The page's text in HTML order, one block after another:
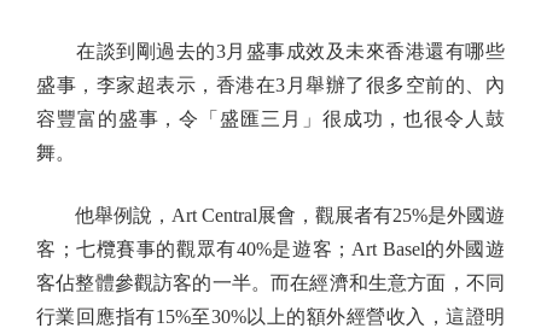
在談到剛過去的3月盛事成效及未來香港還有哪些
盛事，李家超表示，香港在3月舉辦了很多空前的、內
容豐富的盛事，令「盛匯三月」很成功，也很令人鼓
舞。
他舉例說，Art Central展會，觀展者有25%是外國遊
客；七欖賽事的觀眾有40%是遊客；Art Basel的外國遊
客佔整體參觀訪客的一半。而在經濟和生意方面，不同
行業回應指有15%至30%以上的額外經營收入，這證明